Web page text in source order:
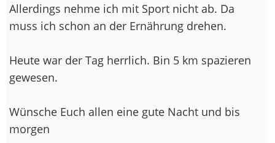
Allerdings nehme ich mit Sport nicht ab. Da
muss ich schon an der Ernährung drehen.
Heute war der Tag herrlich. Bin 5 km spazieren
gewesen.
Wünsche Euch allen eine gute Nacht und bis
morgen